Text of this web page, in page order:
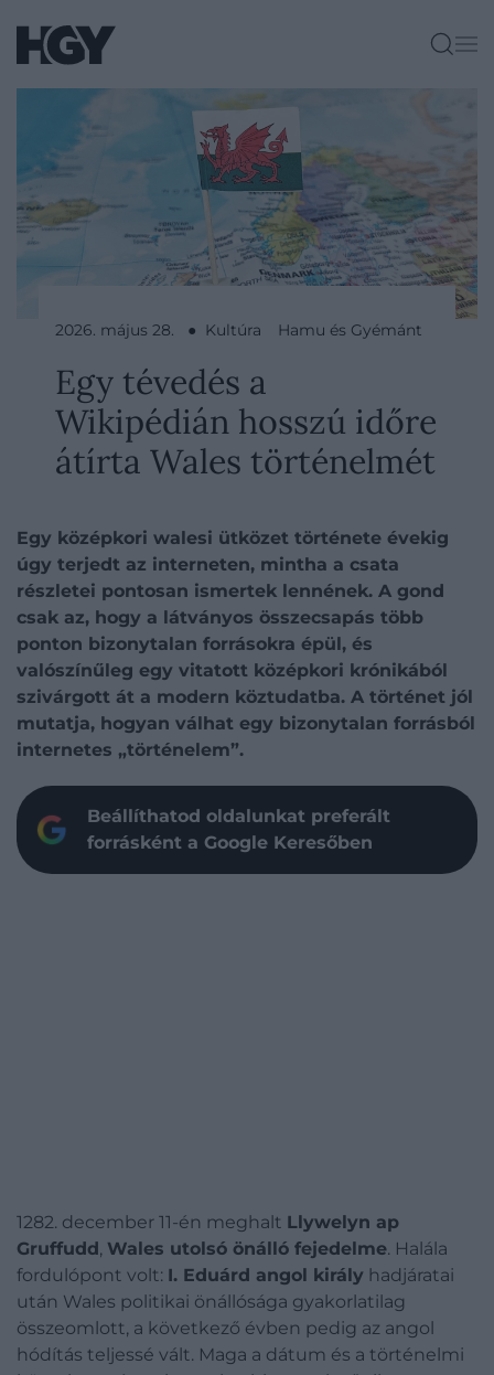
2026. május 28. ● Kultúra Hamu és Gyémánt
Egy tévedés a
Wikipédián hosszú időre
átírta Wales történelmét
Egy középkori walesi ütközet története évekig
úgy terjedt az interneten, mintha a csata
részletei pontosan ismertek lennének. A gond
csak az, hogy a látványos összecsapás több
ponton bizonytalan forrásokra épül, és
valószínűleg egy vitatott középkori krónikából
szivárgott át a modern köztudatba. A történet jól
mutatja, hogyan válhat egy bizonytalan forrásból
internetes „történelem”.
Beállíthatod oldalunkat preferált
forrásként a Google Keresőben
1282. december 11-én meghalt Llywelyn ap
Gruffudd, Wales utolsó önálló fejedelme. Halála
fordulópont volt: I. Eduárd angol király hadjáratai
után Wales politikai önállósága gyakorlatilag
összeomlott, a következő évben pedig az angol
hódítás teljessé vált. Maga a dátum és a történelmi